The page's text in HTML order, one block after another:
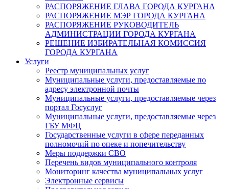
РАСПОРЯЖЕНИЕ ГЛАВА ГОРОДА КУРГАНА
РАСПОРЯЖЕНИЕ МЭР ГОРОДА КУРГАНА
РАСПОРЯЖЕНИЕ РУКОВОДИТЕЛЬ
АДМИНИСТРАЦИИ ГОРОДА КУРГАНА
РЕШЕНИЕ ИЗБИРАТЕЛЬНАЯ КОМИССИЯ
ГОРОДА КУРГАНА
Услуги
Реестр муниципальных услуг
Муниципальные услуги, предоставляемые по
адресу электронной почты
Муниципальные услуги, предоставляемые через
портал Госуслуг
Муниципальные услуги, предоставляемые через
ГБУ МФЦ
Государственные услуги в сфере переданных
полномочий по опеке и попечительству
Меры поддержки СВО
Перечень видов муниципального контроля
Мониторинг качества муниципальных услуг
Электронные сервисы